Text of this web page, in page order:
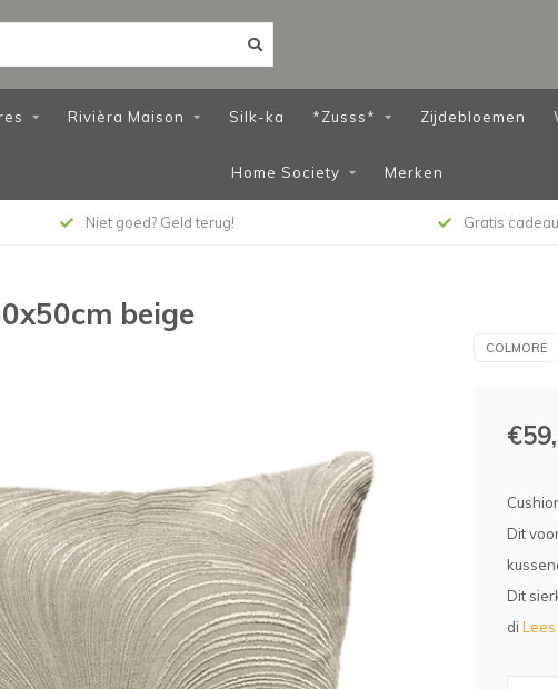
Rivièra Maison Silk-ka *Zusss* Zijdebloemen
Home Society Merken
Niet goed? Geld terug! Gratis
beige
COLMORE
Dit
Dit
di Lees